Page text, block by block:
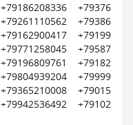
+79186208336
+79261110562
+79162900417
+79771258045
+79196809761
+79804939204
+79365210008
+79942536492